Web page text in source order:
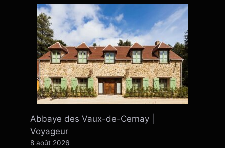
Abbaye des Vaux-de-Cernay |
Voyageur
8 août 2026